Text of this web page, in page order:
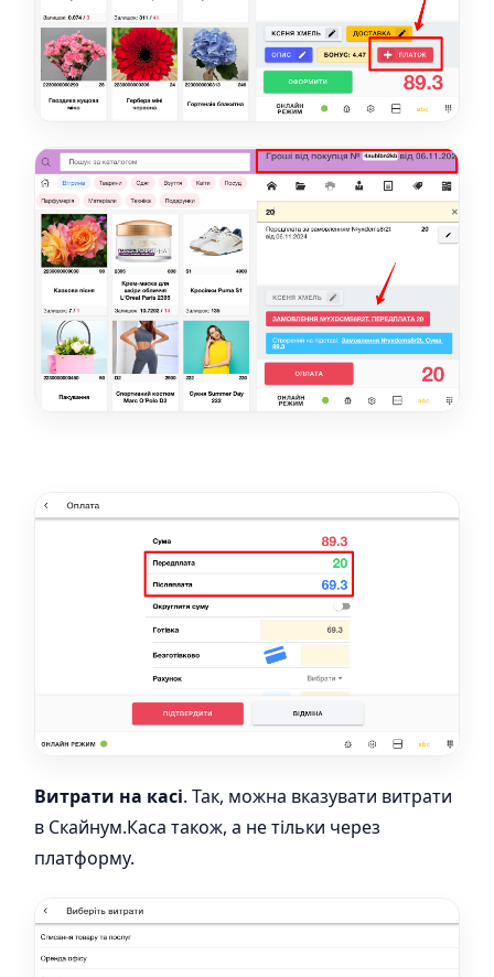
Витрати на касі. Так, можна вказувати витрати
в Скайнум.Каса також, а не тільки через
платформу.